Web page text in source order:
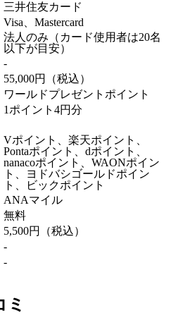
三井住友カード
Visa、Mastercard
法人のみ（カード使用者は20名
以下が目安）
-
55,000円（税込）
ワールドプレゼントポイント
1ポイント4円分
Vポイント、楽天ポイント、
Pontaポイント、dポイント、
nanacoポイント、WAONポイン
ト、ヨドバシゴールドポイン
ト、ビックポイント
ANAマイル
無料
5,500円（税込）
-
-
ミ